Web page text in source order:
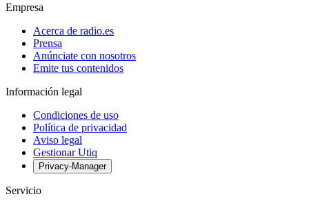
Empresa
Acerca de radio.es
Prensa
Anúnciate con nosotros
Emite tus contenidos
Información legal
Condiciones de uso
Política de privacidad
Aviso legal
Gestionar Utiq
Privacy-Manager
Servicio